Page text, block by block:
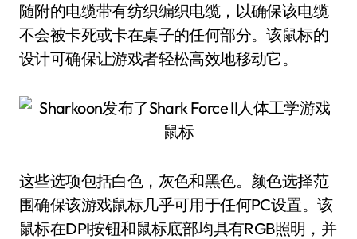
随附的电缆带有纺织编织电缆，以确保该电缆
不会被卡死或卡在桌子的任何部分。该鼠标的
设计可确保让游戏者轻松高效地移动它。
这些选项包括白色，灰色和黑色。颜色选择范
围确保该游戏鼠标几乎可用于任何PC设置。该
鼠标在DPI按钮和鼠标底部均具有RGB照明，并